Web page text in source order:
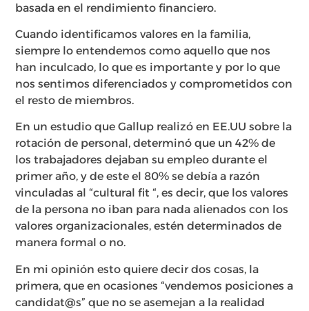
basada en el rendimiento financiero.
Cuando identificamos valores en la familia,
siempre lo entendemos como aquello que nos
han inculcado, lo que es importante y por lo que
nos sentimos diferenciados y comprometidos con
el resto de miembros.
En un estudio que Gallup realizó en EE.UU sobre la
rotación de personal, determinó que un 42% de
los trabajadores dejaban su empleo durante el
primer año, y de este el 80% se debía a razón
vinculadas al “cultural fit “, es decir, que los valores
de la persona no iban para nada alienados con los
valores organizacionales, estén determinados de
manera formal o no.
En mi opinión esto quiere decir dos cosas, la
primera, que en ocasiones “vendemos posiciones a
candidat@s” que no se asemejan a la realidad